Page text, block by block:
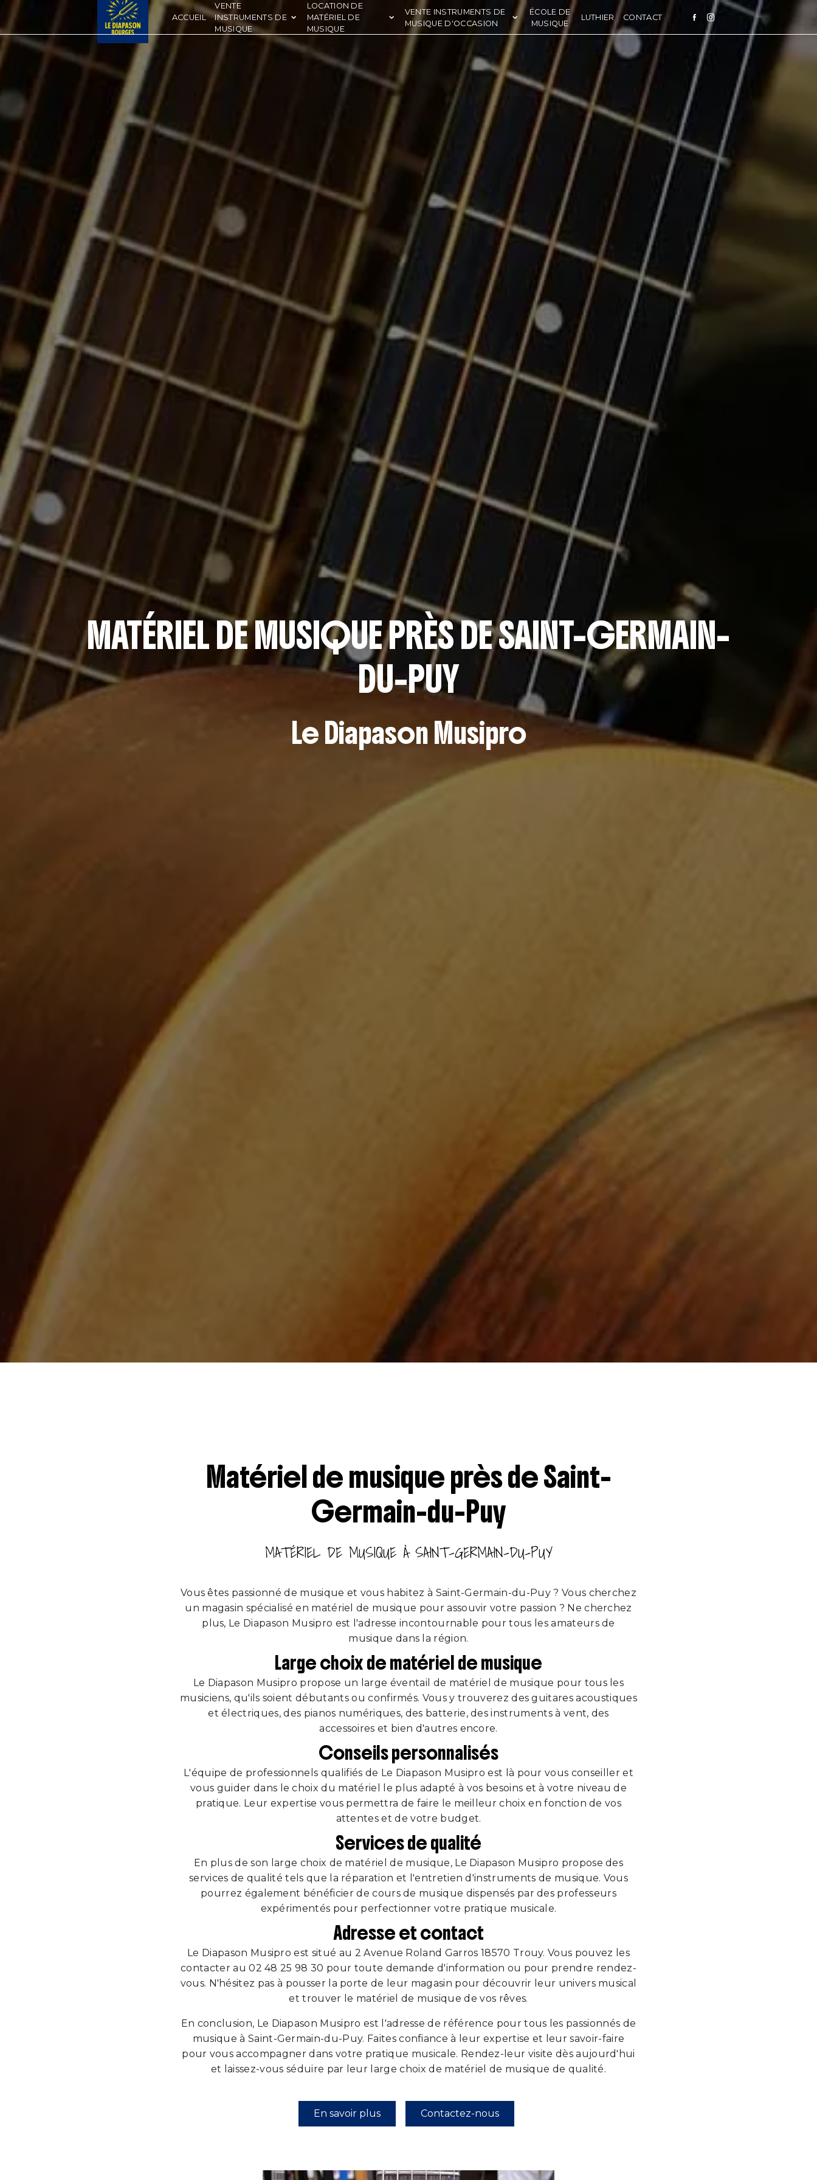
ACCUEIL
VENTE
INSTRUMENTS DE
MUSIQUE
LOCATION DE
MATÉRIEL DE
MUSIQUE
VENTE INSTRUMENTS DE
MUSIQUE D'OCCASION
ÉCOLE DE
MUSIQUE
LUTHIER CONTACT
MATÉRIEL DE MUSIQUE PRÈS DE SAINT-GERMAIN-
DU-PUY
Le Diapason Musipro
Matériel de musique près de Saint-
Germain-du-Puy
MATÉRIEL DE MUSIQUE À SAINT-GERMAIN-DU-PUY
Vous êtes passionné de musique et vous habitez à Saint-Germain-du-Puy ? Vous cherchez
un magasin spécialisé en matériel de musique pour assouvir votre passion ? Ne cherchez
plus, Le Diapason Musipro est l'adresse incontournable pour tous les amateurs de
musique dans la région.
Large choix de matériel de musique
Le Diapason Musipro propose un large éventail de matériel de musique pour tous les
musiciens, qu'ils soient débutants ou confirmés. Vous y trouverez des guitares acoustiques
et électriques, des pianos numériques, des batterie, des instruments à vent, des
accessoires et bien d'autres encore.
Conseils personnalisés
L'équipe de professionnels qualifiés de Le Diapason Musipro est là pour vous conseiller et
vous guider dans le choix du matériel le plus adapté à vos besoins et à votre niveau de
pratique. Leur expertise vous permettra de faire le meilleur choix en fonction de vos
attentes et de votre budget.
Services de qualité
En plus de son large choix de matériel de musique, Le Diapason Musipro propose des
services de qualité tels que la réparation et l'entretien d'instruments de musique. Vous
pourrez également bénéficier de cours de musique dispensés par des professeurs
expérimentés pour perfectionner votre pratique musicale.
Adresse et contact
Le Diapason Musipro est situé au 2 Avenue Roland Garros 18570 Trouy. Vous pouvez les
contacter au 02 48 25 98 30 pour toute demande d'information ou pour prendre rendez-
vous. N'hésitez pas à pousser la porte de leur magasin pour découvrir leur univers musical
et trouver le matériel de musique de vos rêves.
En conclusion, Le Diapason Musipro est l'adresse de référence pour tous les passionnés de
musique à Saint-Germain-du-Puy. Faites confiance à leur expertise et leur savoir-faire
pour vous accompagner dans votre pratique musicale. Rendez-leur visite dès aujourd'hui
et laissez-vous séduire par leur large choix de matériel de musique de qualité.
En savoir plus Contactez-nous
Panneau de gestion des cookies